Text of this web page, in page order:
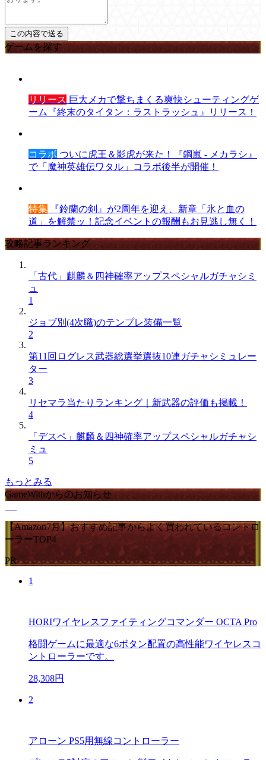
ゲームを探す
リリース 巨大メカで撃ちまくる爽快シューティングゲ
ーム『終末のタイタン：ラストラッシュ』リリース！
コラボ ついに虎王＆影虎が来た！『鋼嵐 - メカラシ』
で「魔神英雄伝ワタル」コラボ後半が開催！
特集 『鈴蘭の剣』が2周年を迎え、新章「氷と血の
道」を解禁ッ！記念イベントの報酬もお見逃し無く！
攻略記事ランキング
「古代」麒麟＆四神確率アップスペシャルガチャシミ
ュ
1
ジョブ別(4次職)のテンプレ装備一覧
2
第11回ログレス武器総選挙選抜10連ガチャシミュレー
ター
3
リセマラ当たりランキング｜新武器の評価も掲載！
4
「デスペ」麒麟＆四神確率アップスペシャルガチャシ
ミュ
5
もっとみる
GameWithからのお知らせ
【Amazon7月】おすすめ記事からよく買われているコントロ
ーラーTOP4
PR
1
HORIワイヤレスファイティングコマンダー OCTA Pro
格闘ゲームに最適な6ボタン配置の高性能ワイヤレスコ
ントローラーです。
28,308円
2
アローン PS5用無線コントローラー